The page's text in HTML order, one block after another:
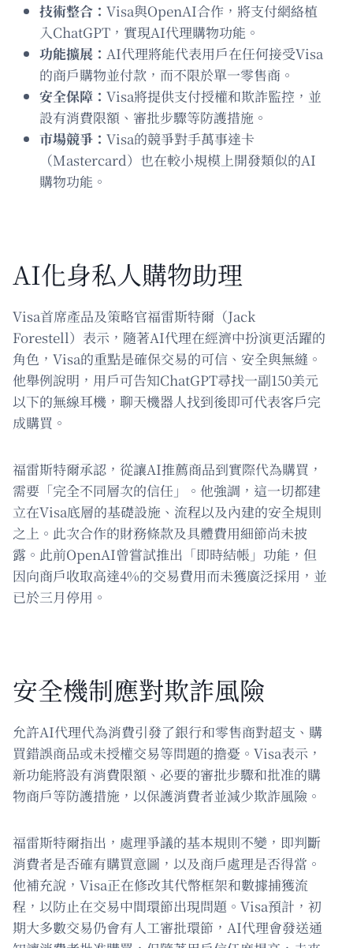
技術整合： Visa與OpenAI合作，將支付網絡植
入ChatGPT，實現AI代理購物功能。
功能擴展： AI代理將能代表用戶在任何接受Visa
的商戶購物並付款，而不限於單一零售商。
安全保障： Visa將提供支付授權和欺詐監控，並
設有消費限額、審批步驟等防護措施。
市場競爭： Visa的競爭對手萬事達卡
（Mastercard）也在較小規模上開發類似的AI
購物功能。
AI化身私人購物助理
Visa首席產品及策略官福雷斯特爾（Jack
Forestell）表示，隨著AI代理在經濟中扮演更活躍的
角色，Visa的重點是確保交易的可信、安全與無縫。
他舉例說明，用戶可告知ChatGPT尋找一副150美元
以下的無線耳機，聊天機器人找到後即可代表客戶完
成購買。
福雷斯特爾承認，從讓AI推薦商品到實際代為購買，
需要「完全不同層次的信任」。他強調，這一切都建
立在Visa底層的基礎設施、流程以及內建的安全規則
之上。此次合作的財務條款及具體費用細節尚未披
露。此前OpenAI曾嘗試推出「即時結帳」功能，但
因向商戶收取高達4%的交易費用而未獲廣泛採用，並
已於三月停用。
安全機制應對欺詐風險
允許AI代理代為消費引發了銀行和零售商對超支、購
買錯誤商品或未授權交易等問題的擔憂。Visa表示，
新功能將設有消費限額、必要的審批步驟和批准的購
物商戶等防護措施，以保護消費者並減少欺詐風險。
福雷斯特爾指出，處理爭議的基本規則不變，即判斷
消費者是否確有購買意圖，以及商戶處理是否得當。
他補充說，Visa正在修改其代幣框架和數據捕獲流
程，以防止在交易中間環節出現問題。Visa預計，初
期大多數交易仍會有人工審批環節，AI代理會發送通